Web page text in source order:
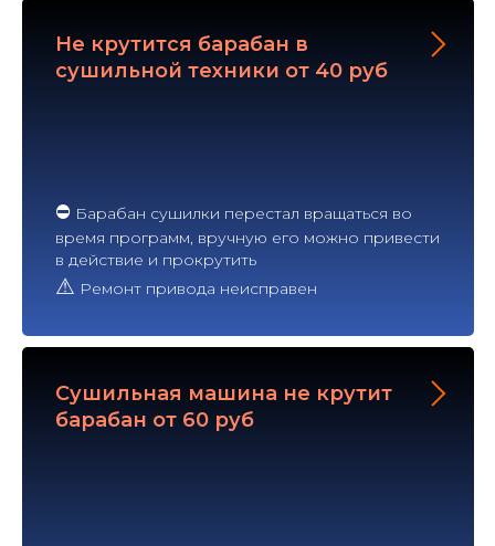
Не крутится барабан в
сушильной техники от 40 руб
⛔ Барабан сушилки перестал вращаться во
время программ, вручную его можно привести
в действие и прокрутить
⚠ Ремонт привода неисправен
Сушильная машина не крутит
барабан от 60 руб